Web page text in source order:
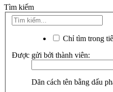
Tìm kiếm
Chỉ tìm trong
Được gửi bởi thành viên:
Dãn cách tên bằng dấu